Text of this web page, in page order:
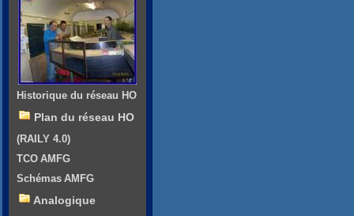
Historique du réseau HO
Plan du réseau HO
(RAILY 4.0)
TCO AMFG
Schémas AMFG
Analogique